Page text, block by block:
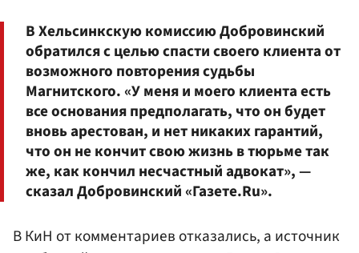
В Хельсинкскую комиссию Добровинский
обратился с целью спасти своего клиента от
возможного повторения судьбы
Магнитского. «У меня и моего клиента есть
все основания предполагать, что он будет
вновь арестован, и нет никаких гарантий,
что он не кончит свою жизнь в тюрьме так
же, как кончил несчастный адвокат», —
сказал Добровинский «Газете.Ru».
В КиН от комментариев отказались, а источник